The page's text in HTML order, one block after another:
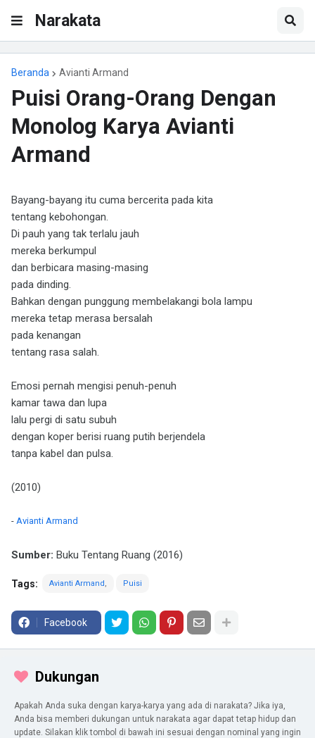
Narakata
Beranda Avianti Armand
Puisi Orang-Orang Dengan
Monolog Karya Avianti
Armand
Bayang-bayang itu cuma bercerita pada kita
tentang kebohongan.
Di pauh yang tak terlalu jauh
mereka berkumpul
dan berbicara masing-masing
pada dinding.
Bahkan dengan punggung membelakangi bola lampu
mereka tetap merasa bersalah
pada kenangan
tentang rasa salah.
Emosi pernah mengisi penuh-penuh
kamar tawa dan lupa
lalu pergi di satu subuh
dengan koper berisi ruang putih berjendela
tanpa kabel dan pulsa.
(2010)
- Avianti Armand
Sumber: Buku Tentang Ruang (2016)
Tags: Avianti Armand Puisi
Facebook
Dukungan
Apakah Anda suka dengan karya-karya yang ada di narakata? Jika iya,
Anda bisa memberi dukungan untuk narakata agar dapat tetap hidup dan
update. Silakan klik tombol di bawah ini sesuai dengan nominal yang ingin